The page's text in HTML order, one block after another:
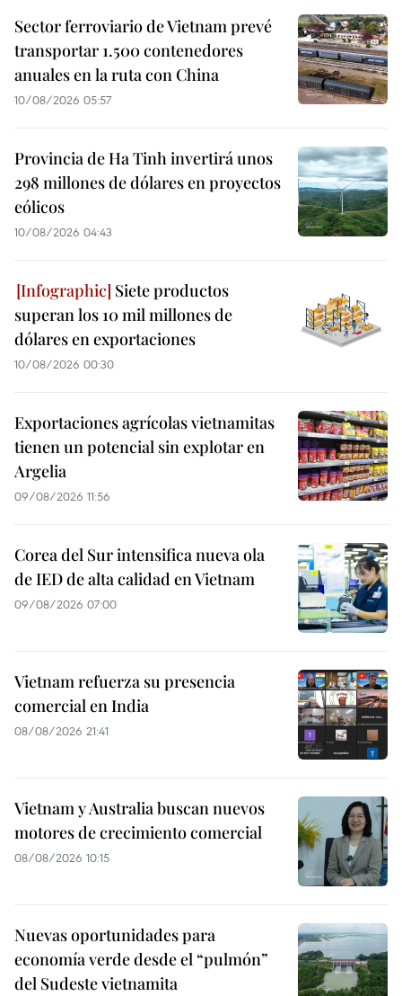
Sector ferroviario de Vietnam prevé
transportar 1.500 contenedores
anuales en la ruta con China
10/08/2026 05:57
Provincia de Ha Tinh invertirá unos
298 millones de dólares en proyectos
eólicos
10/08/2026 04:43
Siete productos
superan los 10 mil millones de
dólares en exportaciones
10/08/2026 00:30
Exportaciones agrícolas vietnamitas
tienen un potencial sin explotar en
Argelia
09/08/2026 11:56
Corea del Sur intensifica nueva ola
de IED de alta calidad en Vietnam
09/08/2026 07:00
Vietnam refuerza su presencia
comercial en India
08/08/2026 21:41
Vietnam y Australia buscan nuevos
motores de crecimiento comercial
08/08/2026 10:15
Nuevas oportunidades para
economía verde desde el “pulmón”
del Sudeste vietnamita